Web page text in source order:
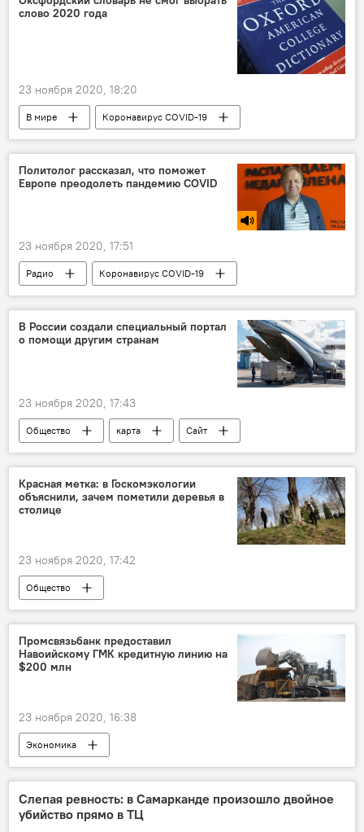
слово 2020 года
23 ноября 2020, 18:20
В мире
Коронавирус COVID-19
Карантин
Оксфорд
Политолог рассказал, что поможет
Европе преодолеть пандемию COVID
23 ноября 2020, 17:51
Радио
Коронавирус COVID-19
пандемия
G20 Евросоюз
В России создали специальный портал
о помощи другим странам
23 ноября 2020, 17:43
Общество карта
Сайт
пандемия
Россотрудничество
Россия
Красная метка: в Госкомэкологии
объяснили, зачем пометили деревья в
столице
23 ноября 2020, 17:42
Общество
Промсвязьбанк предоставил
Навоийскому ГМК кредитную линию на
$200 млн
23 ноября 2020, 16:38
Экономика
Навоийский горно-металлургический комбинат
Промсвязьбанк
кредитная линия
Экономика
Узбекистан
Слепая ревность: в Самарканде произошло двойное
убийство прямо в ТЦ